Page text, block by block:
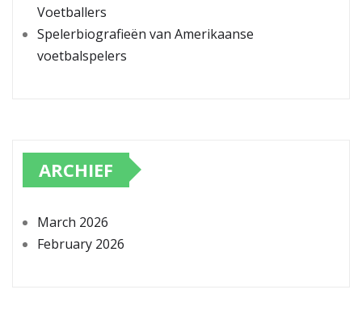
Voetballers
Spelerbiografieën van Amerikaanse
voetbalspelers
ARCHIEF
March 2026
February 2026